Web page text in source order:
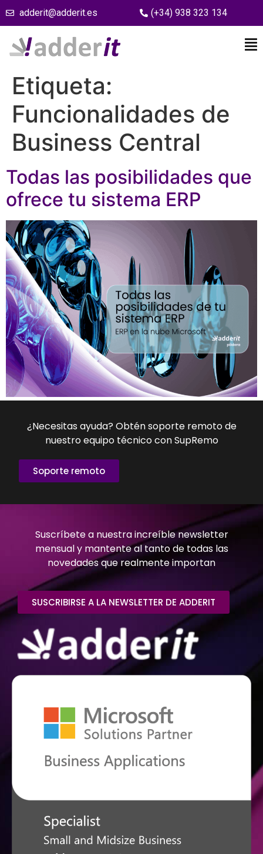
adderit@adderit.es (+34) 938 323 134
Etiqueta:
Funcionalidades de
Business Central
Todas las posibilidades que
ofrece tu sistema ERP
¿Necesitas ayuda? Obtén soporte remoto de
nuestro equipo técnico con SupRemo
Soporte remoto
Suscríbete a nuestra increíble newsletter
mensual y mantente al tanto de todas las
novedades que realmente importan
SUSCRIBIRSE A LA NEWSLETTER DE ADDERIT